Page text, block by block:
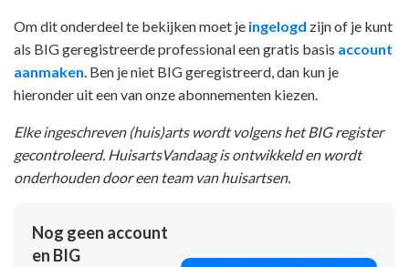
Om dit onderdeel te bekijken moet je ingelogd zijn of je kunt
als BIG geregistreerde professional een gratis basis account
aanmaken . Ben je niet BIG geregistreerd, dan kun je
hieronder uit een van onze abonnementen kiezen.
Elke ingeschreven (huis)arts wordt volgens het BIG register
gecontroleerd. HuisartsVandaag is ontwikkeld en wordt
onderhouden door een team van huisartsen.
Nog geen account
en BIG